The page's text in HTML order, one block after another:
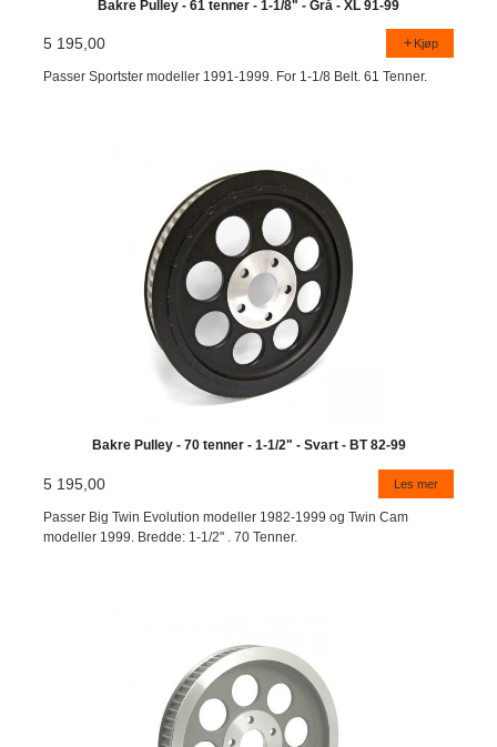
Bakre Pulley - 61 tenner - 1-1/8" - Grå - XL 91-99
5 195,00 Kjøp
Passer Sportster modeller 1991-1999. For 1-1/8 Belt. 61 Tenner.
Bakre Pulley - 70 tenner - 1-1/2" - Svart - BT 82-99
5 195,00 Les mer
Passer Big Twin Evolution modeller 1982-1999 og Twin Cam
modeller 1999. Bredde: 1-1/2" . 70 Tenner.